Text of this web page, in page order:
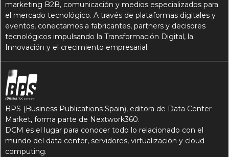
marketing B2B, comunicación y medios especializados para
el mercado tecnológico. A través de plataformas digitales y
eventos, conectamos a fabricantes, partners y decisores
tecnológicos impulsando la Transformación Digital, la
Innovación y el crecimiento empresarial.
BPS (Business Publications Spain), editora de Data Center
Market, forma parte de Nextwork360.
DCM es el lugar para conocer todo lo relacionado con el
mundo del data center, servidores, virtualización y cloud
computing.